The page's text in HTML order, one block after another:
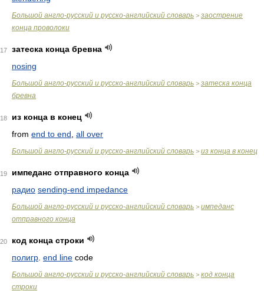
Большой англо-русский и русско-английский словарь > заострение
конца проволоки
17
затеска конца бревна
nosing
Большой англо-русский и русско-английский словарь > затеска конца
бревна
18
из конца в конец
from end to end all over
Большой англо-русский и русско-английский словарь > из конца в конец
19
импеданс отправного конца
радио sending-end impedance
Большой англо-русский и русско-английский словарь > импеданс
отправного конца
20
код конца строки
полигр end line code
Большой англо-русский и русско-английский словарь > код конца
строки